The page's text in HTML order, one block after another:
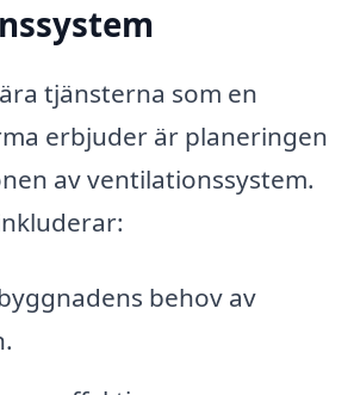
tjänsterna som en
erbjuder är planeringen
av ventilationssystem.
behov av